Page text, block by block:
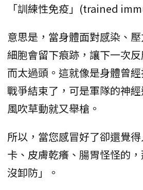
「訓練性免疫」(trained
意思是，當身體面對感染、
細胞會留下痕跡，讓下一次
而太過頭。這就像是身體曾
戰爭結束了，可是軍隊的神
風吹草動就又舉槍。
所以，當您感冒好了卻還覺
卡、皮膚乾癢、腸胃怪怪的
沒卸防」。